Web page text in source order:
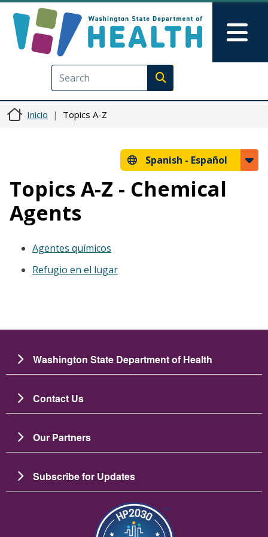
Execute search
Inicio Topics A-Z
Spanish - Español
Topics A-Z - Chemical
Agents
Agentes químicos
Refugio en el lugar
Washington State Department of Health
Contact Us
Our Partners
Subscribe for Updates
Imagen